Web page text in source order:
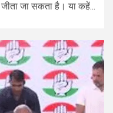
जीता जा सकता है। या कहें...